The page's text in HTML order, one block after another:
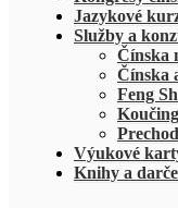
Jazykové
Služby a
Čínska
Čínska
Feng
Koučing
Výukové
Knihy a